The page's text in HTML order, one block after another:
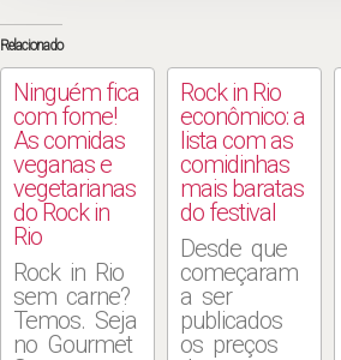
Relacionado
Ninguém fica
com fome!
As comidas
veganas e
vegetarianas
do Rock in
Rio
Rock in Rio
sem carne?
Temos. Seja
no Gourmet
Rock in Rio
econômico: a
lista com as
comidinhas
mais baratas
do festival
Desde que
começaram
a ser
publicados
os preços